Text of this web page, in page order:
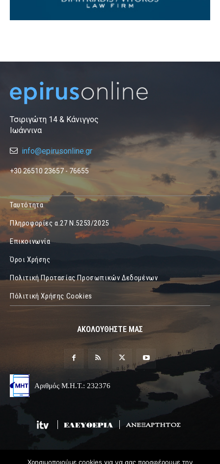
Τσιριγώτη 14 & Κάνιγγος
Ιωάννινα
info@epirusonline.gr
+30 26510 23657 - 76655
Ταυτότητα
Πληροφορίες α.27 Ν.5253/2025
Επικοινωνία
Όροι Χρήσης
Πολιτική Προτασίας Προσωπικών Δεδομένων
Πόλιτική Χρήσης Cookies
ΑΚΟΛΟΥΘΗΣΤΕ ΜΑΣ
Αριθμός Μ.Η.Τ.: 232376
Χρησιμοποιούμε cookies για να σας προσφέρουμε την